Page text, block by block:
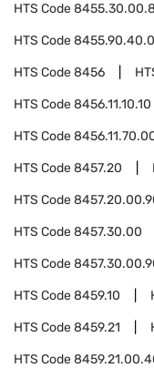
HTS Code
HTS Code
HTS Code8456
HTS Code8456.11.10.10
HTS Code
HTS Code8457.20
HTS Code
HTS Code8457.30.00
HTS Code
HTS Code8459.10
HTS Code8459.21
HTS Code